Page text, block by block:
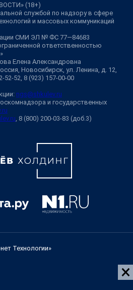
(18+)
службой по надзору в сфере
и массовых коммуникаций
СМИ ЭЛ № ФС 77—84683
ответственностью
Елена Александровна
Новосибирск, ул. Ленина, д. 12,
52-52, 8 (923) 157-00-00
ngs@shkulev.ru
и государственных
, 8 (800) 200-03-83 (доб.3)
Технологии»